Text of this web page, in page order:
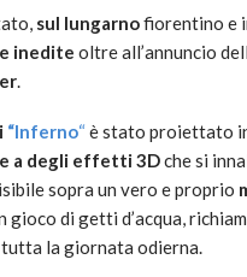
sul lungarnofiorentino e
inedite oltre all’annuncio
.
“Inferno“è stato proiettato
a degli effetti 3Dche si
sopra un vero e proprio
di getti d’acqua,
la giornata odierna.